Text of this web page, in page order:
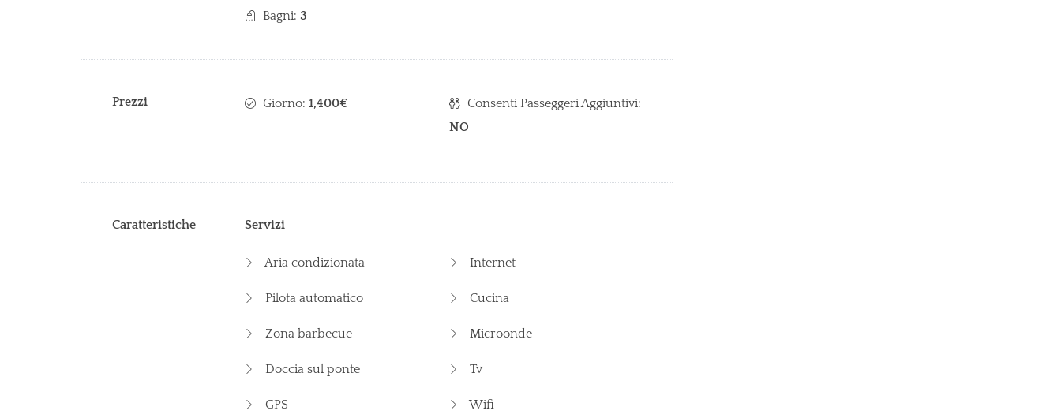
Bagni: 3
Prezzi Giorno: 1,400€
Consenti Passeggeri Aggiuntivi:
NO
Caratteristiche Servizi
Aria condizionata
Pilota automatico
Zona barbecue
Doccia sul ponte
GPS
Internet
Cucina
Microonde
Tv
Wifi